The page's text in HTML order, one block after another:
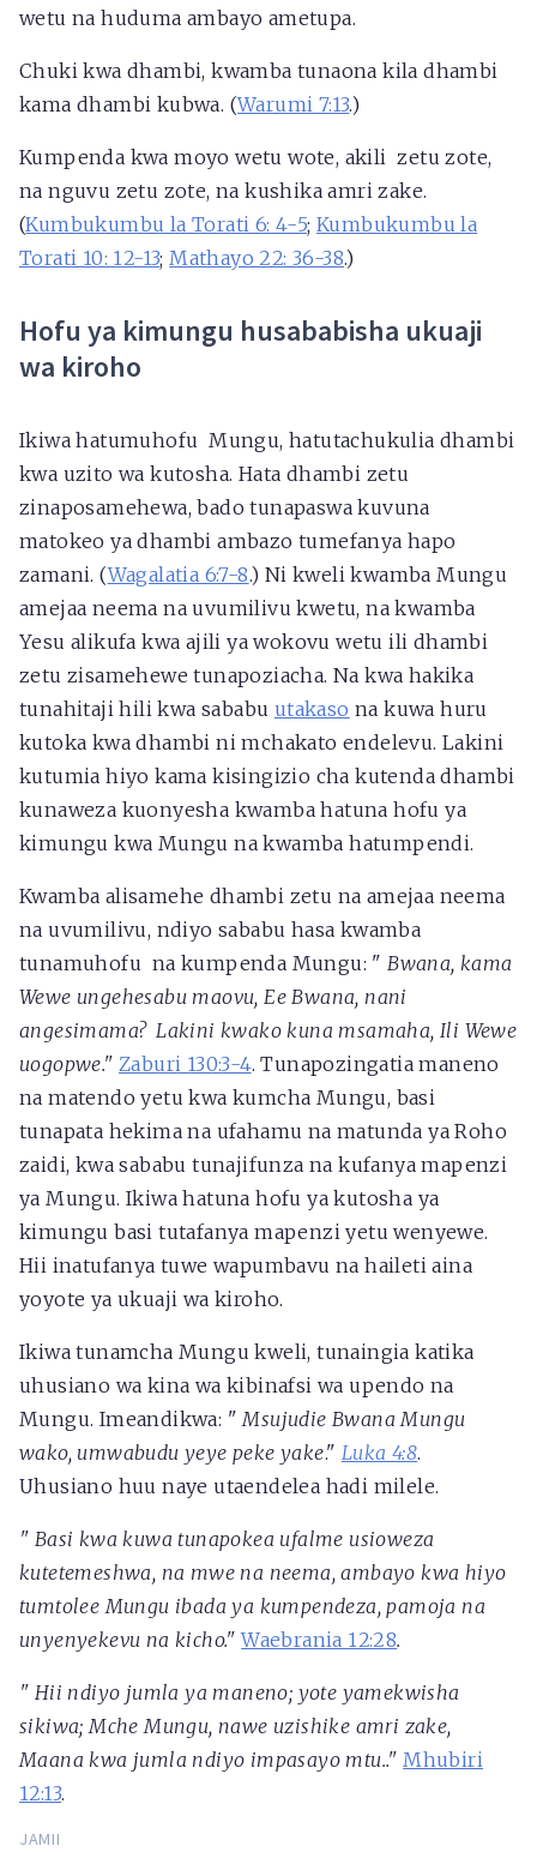
wetu na huduma ambayo ametupa.
Chuki kwa dhambi, kwamba tunaona kila dhambi
kama dhambi kubwa. (Warumi 7:13.)
Kumpenda kwa moyo wetu wote, akili zetu zote,
na nguvu zetu zote, na kushika amri zake.
(Kumbukumbu la Torati 6: 4-5;Kumbukumbu la
Torati 10: 12-13;Mathayo 22: 36-38.)
Hofu ya kimungu husababisha ukuaji
wa kiroho
Ikiwa hatumuhofu Mungu, hatutachukulia dhambi
kwa uzito wa kutosha. Hata dhambi zetu
zinaposamehewa, bado tunapaswa kuvuna
matokeo ya dhambi ambazo tumefanya hapo
zamani. (Wagalatia 6:7-8.) Ni kweli kwamba Mungu
amejaa neema na uvumilivu kwetu, na kwamba
Yesu alikufa kwa ajili ya wokovu wetu ili dhambi
zetu zisamehewe tunapoziacha. Na kwa hakika
tunahitaji hili kwa sababu utakaso na kuwa huru
kutoka kwa dhambi ni mchakato endelevu. Lakini
kutumia hiyo kama kisingizio cha kutenda dhambi
kunaweza kuonyesha kwamba hatuna hofu ya
kimungu kwa Mungu na kwamba hatumpendi.
Kwamba alisamehe dhambi zetu na amejaa neema
na uvumilivu, ndiyo sababu hasa kwamba
tunamuhofu na kumpenda Mungu: " Bwana, kama
Wewe ungehesabu maovu, Ee Bwana, nani
angesimama? Lakini kwako kuna msamaha, Ili Wewe
uogopwe."Zaburi 130:3-4. Tunapozingatia maneno
na matendo yetu kwa kumcha Mungu, basi
tunapata hekima na ufahamu na matunda ya Roho
zaidi, kwa sababu tunajifunza na kufanya mapenzi
ya Mungu. Ikiwa hatuna hofu ya kutosha ya
kimungu basi tutafanya mapenzi yetu wenyewe.
Hii inatufanya tuwe wapumbavu na haileti aina
yoyote ya ukuaji wa kiroho.
Ikiwa tunamcha Mungu kweli, tunaingia katika
uhusiano wa kina wa kibinafsi wa upendo na
Mungu. Imeandikwa: " Msujudie Bwana Mungu
wako, umwabudu yeye peke yake." Luka 4:8.
Uhusiano huu naye utaendelea hadi milele.
" Basi kwa kuwa tunapokea ufalme usioweza
kutetemeshwa, na mwe na neema, ambayo kwa hiyo
tumtolee Mungu ibada ya kumpendeza, pamoja na
unyenyekevu na kicho."Waebrania 12:28.
" Hii ndiyo jumla ya maneno; yote yamekwisha
sikiwa; Mche Mungu, nawe uzishike amri zake,
Maana kwa jumla ndiyo impasayo mtu.."Mhubiri
12:13.
JAMII